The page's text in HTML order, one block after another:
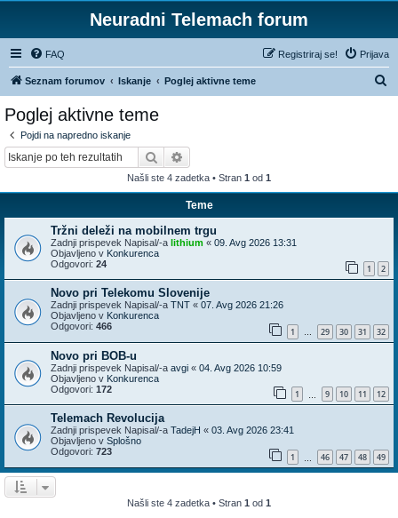
Neuradni Telemach forum
FAQ Prijava
Registriraj se!
Seznam forumov Iskanje Poglej aktivne teme
Poglej aktivne teme
Pojdi na napredno iskanje
Iskanje
Našli ste 4 zadetka • Stran 1 od 1
Teme
Tržni deleži na mobilnem trgu
Zadnji prispevek Napisal/-a lithium « 09. Avg 2026 13:31
Objavljeno v Konkurenca
Odgovori: 24 1 2
Novo pri Telekomu Slovenije
Zadnji prispevek Napisal/-a TNT « 07. Avg 2026 21:26
Objavljeno v Konkurenca
Odgovori: 466 1 … 29 30 31 32
Novo pri BOB-u
Zadnji prispevek Napisal/-a avgi « 04. Avg 2026 10:59
Objavljeno v Konkurenca
Odgovori: 172 1 9 10 11 12
Telemach Revolucija
Zadnji prispevek Napisal/-a TadejH « 03. Avg 2026 23:41
Objavljeno v Splošno
Odgovori: 723 1 46 47 48 49
Našli ste 4 zadetka • Stran 1 od 1